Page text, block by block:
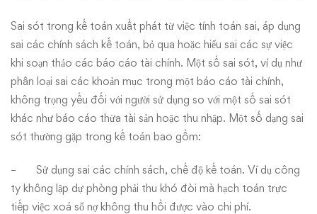
Sai sót trong kế toán xuất phát từ việc tính toán sai, áp dụng
sai các chính sách kế toán, bỏ qua hoặc hiểu sai các sự việc
khi soạn thảo các báo cáo tài chính. Một số sai sót, ví dụ như
phân loại sai các khoản mục trong một báo cáo tài chính,
không trọng yếu đối với người sử dụng so với một số sai sót
khác như báo cáo thừa tài sản hoặc thu nhập. Một số dạng sai
sót thường gặp trong kế toán bao gồm:
– Sử dụng sai các chính sách, chế độ kế toán. Ví dụ công
ty không lập dự phòng phải thu khó đòi mà hạch toán trực
tiếp việc xoá sổ nợ không thu hồi được vào chi phí.